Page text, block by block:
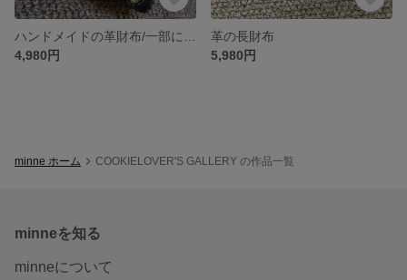
4,980円
革の長財布
5,980円
minne ホーム COOKIELOVER'S GALLERY の作品一覧
minneを知る
minneについて